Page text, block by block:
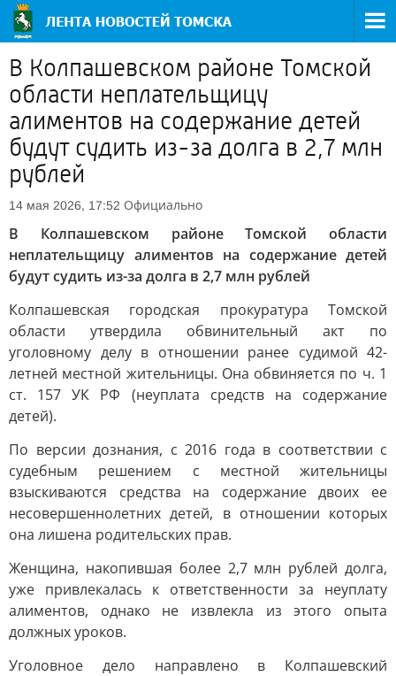
В Колпашевском районе Томской
области неплательщицу
алиментов на содержание детей
будут судить из-за долга в 2,7 млн
рублей
14 мая 2026, 17:52 Официально
В Колпашевском районе Томской области
неплательщицу алиментов на содержание детей
будут судить из-за долга в 2,7 млн рублей
Колпашевская городская прокуратура Томской
области утвердила обвинительный акт по
уголовному делу в отношении ранее судимой 42-
летней местной жительницы. Она обвиняется по ч. 1
ст. 157 УК РФ (неуплата средств на содержание
детей).
По версии дознания, с 2016 года в соответствии с
судебным решением с местной жительницы
взыскиваются средства на содержание двоих ее
несовершеннолетних детей, в отношении которых
она лишена родительских прав.
Женщина, накопившая более 2,7 млн рублей долга,
уже привлекалась к ответственности за неуплату
алиментов, однако не извлекла из этого опыта
должных уроков.
Уголовное дело направлено в Колпашевский